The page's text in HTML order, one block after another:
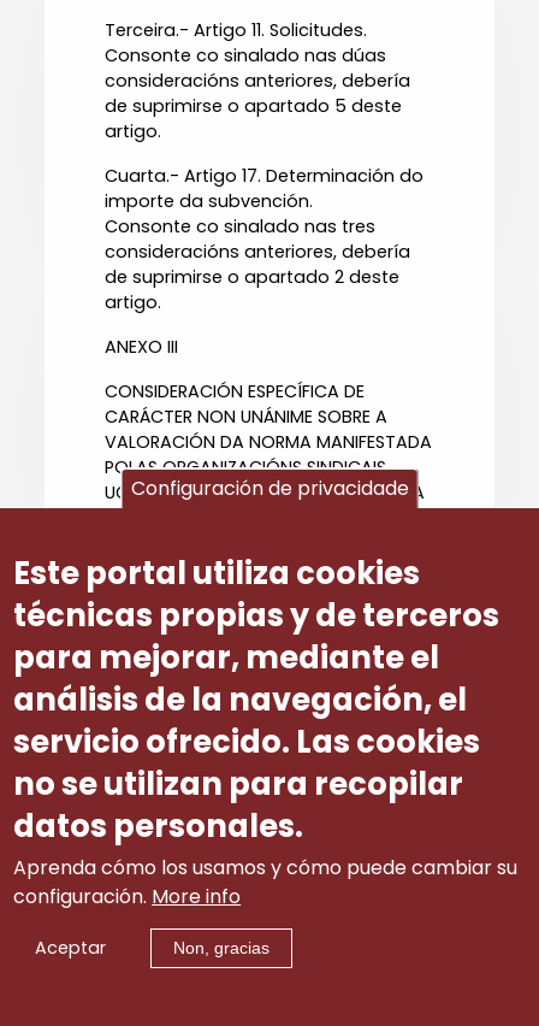
Terceira.- Artigo 11. Solicitudes.
Consonte co sinalado nas dúas
consideracións anteriores, debería
de suprimirse o apartado 5 deste
artigo.
Cuarta.- Artigo 17. Determinación do
importe da subvención.
Consonte co sinalado nas tres
consideracións anteriores, debería
de suprimirse o apartado 2 deste
artigo.
ANEXO III
CONSIDERACIÓN ESPECÍFICA DE
CARÁCTER NON UNÁNIME SOBRE A
VALORACIÓN DA NORMA MANIFESTADA
POLAS ORGANIZACIÓNS SINDICAIS
UGT-GALICIA, SN DE CCOO DE GALICIA
No artigo 15.5, na comisión de
valoración, debería de contemplarse
a participación da Fundación Galega
de Formación para o Traballo.
ANEXO IV
CONSIDERACIÓN ESPECÍFICA DE
CARÁCTER NON UNÁNIME SOBRE A
VALORACIÓN DA NORMA MANIFESTADA
POLA ORGANIZACIÓN SINDICAL SN DE
CCOO DE GALICIA.
No artigo 10.1.a), faise referencia ás
organizacións empresariais con
domicilio social na Comunidade
Autónoma de Galicia. O feito de ter
domicilio social en Galicia pode crear
Configuración de privacidade
Este portal utiliza cookies
técnicas propias y de terceros
para mejorar, mediante el
análisis de la navegación, el
servicio ofrecido. Las cookies
no se utilizan para recopilar
datos personales.
Aprenda cómo los usamos y cómo puede cambiar su
configuración. More info
Aceptar Non, gracias